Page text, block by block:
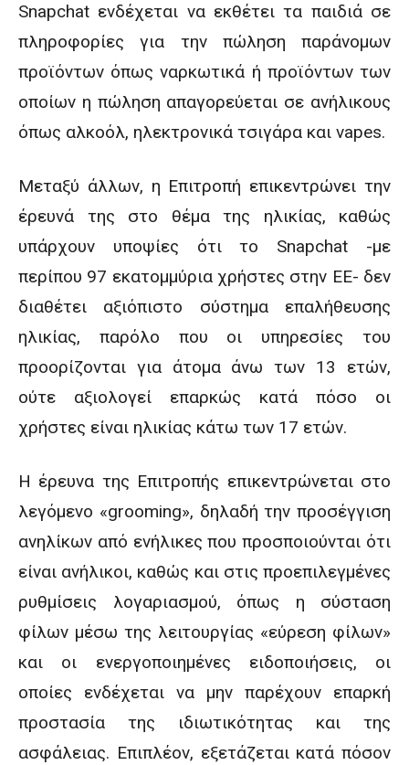
Snapchat ενδέχεται να εκθέτει τα παιδιά σε
πληροφορίες για την πώληση παράνομων
προϊόντων όπως ναρκωτικά ή προϊόντων των
οποίων η πώληση απαγορεύεται σε ανήλικους
όπως αλκοόλ, ηλεκτρονικά τσιγάρα και vapes.
Μεταξύ άλλων, η Επιτροπή επικεντρώνει την
έρευνά της στο θέμα της ηλικίας, καθώς
υπάρχουν υποψίες ότι το Snapchat -με
περίπου 97 εκατομμύρια χρήστες στην ΕΕ- δεν
διαθέτει αξιόπιστο σύστημα επαλήθευσης
ηλικίας, παρόλο που οι υπηρεσίες του
προορίζονται για άτομα άνω των 13 ετών,
ούτε αξιολογεί επαρκώς κατά πόσο οι
χρήστες είναι ηλικίας κάτω των 17 ετών.
Η έρευνα της Επιτροπής επικεντρώνεται στο
λεγόμενο «grooming», δηλαδή την προσέγγιση
ανηλίκων από ενήλικες που προσποιούνται ότι
είναι ανήλικοι, καθώς και στις προεπιλεγμένες
ρυθμίσεις λογαριασμού, όπως η σύσταση
φίλων μέσω της λειτουργίας «εύρεση φίλων»
και οι ενεργοποιημένες ειδοποιήσεις, οι
οποίες ενδέχεται να μην παρέχουν επαρκή
προστασία της ιδιωτικότητας και της
ασφάλειας. Επιπλέον, εξετάζεται κατά πόσον